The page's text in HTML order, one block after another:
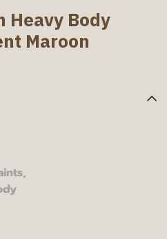
Heavy Body
Maroon
,